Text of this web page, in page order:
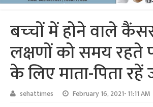
बच्‍चों में होने वाले
लक्षणों को समय रहते
के लिए माता-पिता
sehattimes February 16, 2021- 11:11 AM